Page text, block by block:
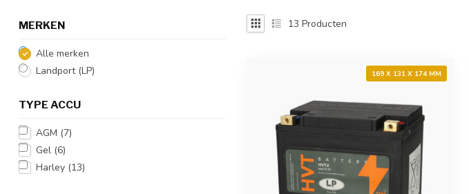
MERKEN
Alle merken
Landport (LP)
TYPE ACCU
AGM (7)
Gel (6)
Harley (13)
13 Producten
169 X 131 X 174 MM